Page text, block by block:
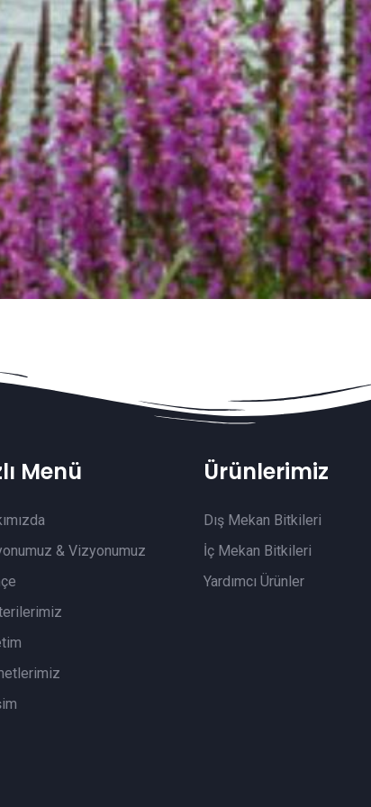
Menü
& Vizyonumuz
Ürünlerimiz
Dış Mekan Bitkileri
İç Mekan Bitkileri
Yardımcı Ürünler